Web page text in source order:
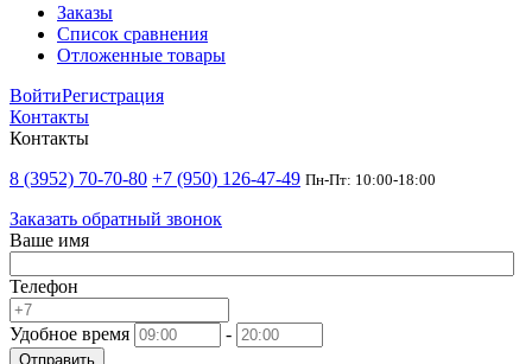
Заказы
Список сравнения
Отложенные товары
ВойтиРегистрация
Контакты
Контакты
8 (3952) 70-70-80 +7 (950) 126-47-49 Пн-Пт: 10:00-18:00
Заказать обратный звонок
Ваше имя
Телефон
Удобное время -
Отправить